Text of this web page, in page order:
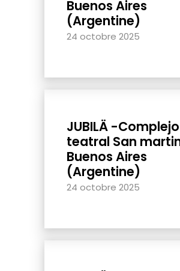
Buenos Aires
(Argentine)
24 octobre 2025
JUBILÄ -Complejo
teatral San
Buenos Aires
(Argentine)
24 octobre 2025